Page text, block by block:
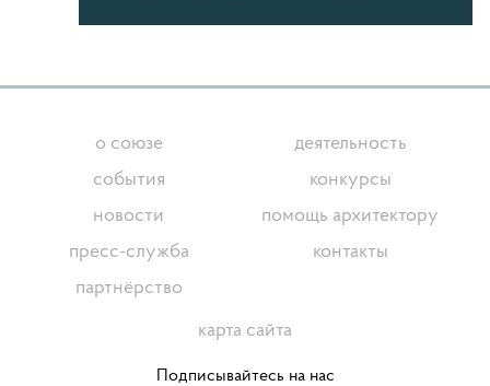
о союзе
события
новости
пресс-служба
партнёрство
деятельность
конкурсы
помощь архитектору
контакты
карта сайта
Подписывайтесь на нас